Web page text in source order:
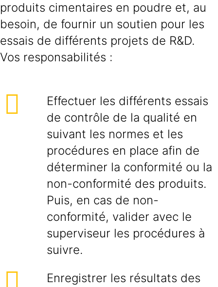
produits cimentaires en poudre et, au
besoin, de fournir un soutien pour les
essais de différents projets de R&D.
Vos responsabilités :
Effectuer les différents essais
de contrôle de la qualité en
suivant les normes et les
procédures en place afin de
déterminer la conformité ou la
non-conformité des produits.
Puis, en cas de non-
conformité, valider avec le
superviseur les procédures à
suivre.
Enregistrer les résultats des